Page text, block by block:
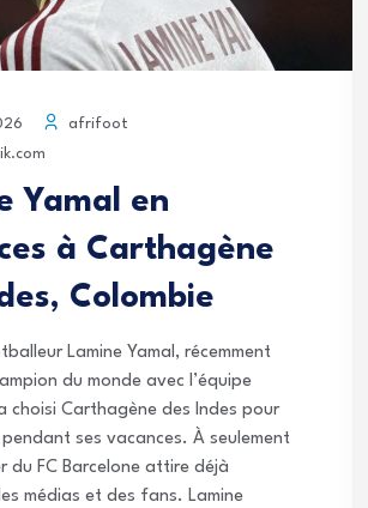
afrifoot
Yamal en
à Carthagène
Colombie
Lamine Yamal, récemment
du monde avec l’équipe
choisi Carthagène des Indes pour
ses vacances. À seulement
du FC Barcelone attire déjà
médias et des fans. Lamine